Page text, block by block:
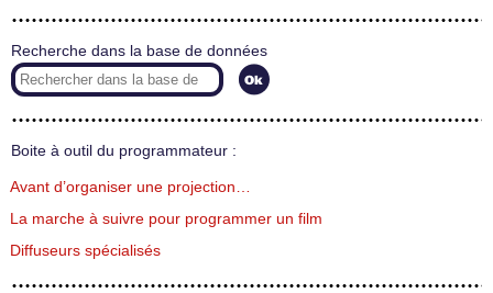
Recherche dans la base de données
Boite à outil du programmateur :
Avant d’organiser une projection…
La marche à suivre pour programmer un film
Diffuseurs spécialisés